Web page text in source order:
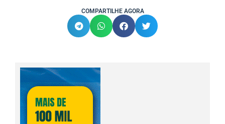
COMPARTILHE AGORA